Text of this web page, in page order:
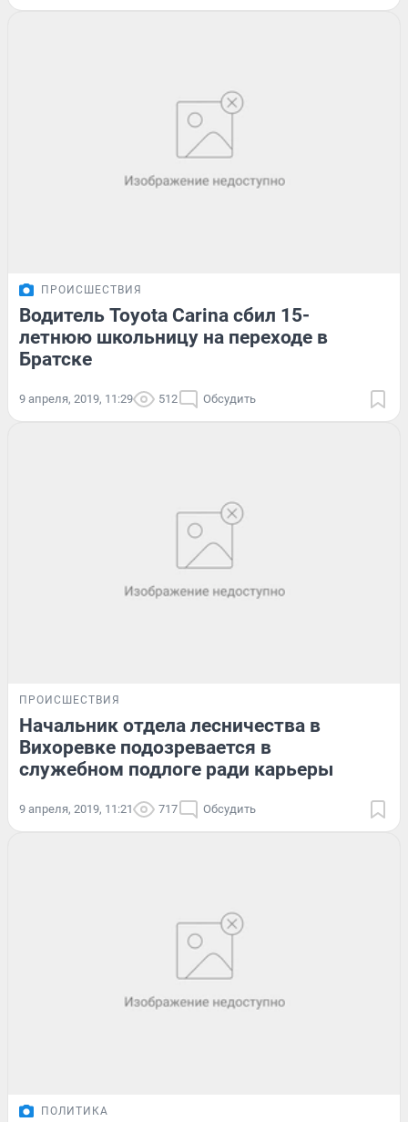
ПРОИСШЕСТВИЯ
Водитель Toyota Carina сбил 15-
летнюю школьницу на переходе в
Братске
9 апреля, 2019, 11:29 512 Обсудить
ПРОИСШЕСТВИЯ
Начальник отдела лесничества в
Вихоревке подозревается в
служебном подлоге ради карьеры
9 апреля, 2019, 11:21 717 Обсудить
ПОЛИТИКА